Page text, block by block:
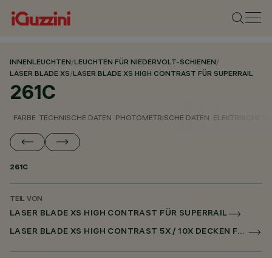
INNENLEUCHTEN/LEUCHTEN FÜR NIEDERVOLT-SCHIENEN/
LASER BLADE XS/LASER BLADE XS HIGH CONTRAST FÜR SUPERRAIL
261C
FARBE TECHNISCHE DATEN PHOTOMETRISCHE DATEN ELEKTRISCHE
261C
TEIL VON
LASER BLADE XS HIGH CONTRAST FÜR SUPERRAIL
LASER BLADE XS HIGH CONTRAST 5X / 10X DECKEN FÜR SUPERRAIL DALI POWERLINE